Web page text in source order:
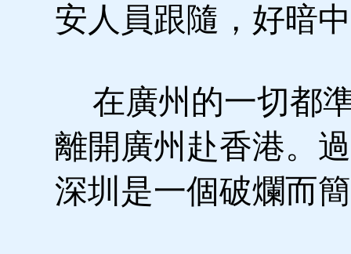
安人員跟隨，好暗
在廣州的一切都
離開廣州赴香港。
深圳是一個破爛而